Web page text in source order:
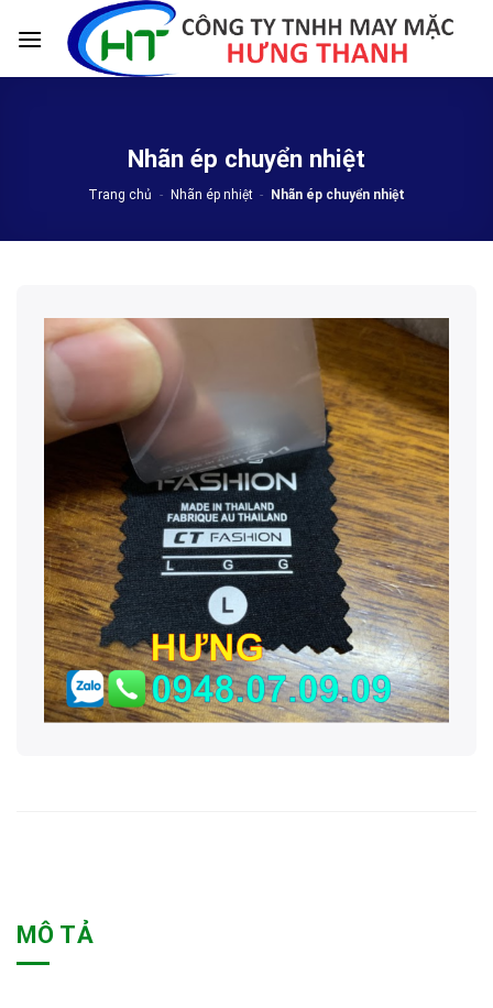
Nhãn ép chuyển nhiệt
Trang chủ - Nhãn ép nhiệt - Nhãn ép chuyển nhiệt
MÔ TẢ